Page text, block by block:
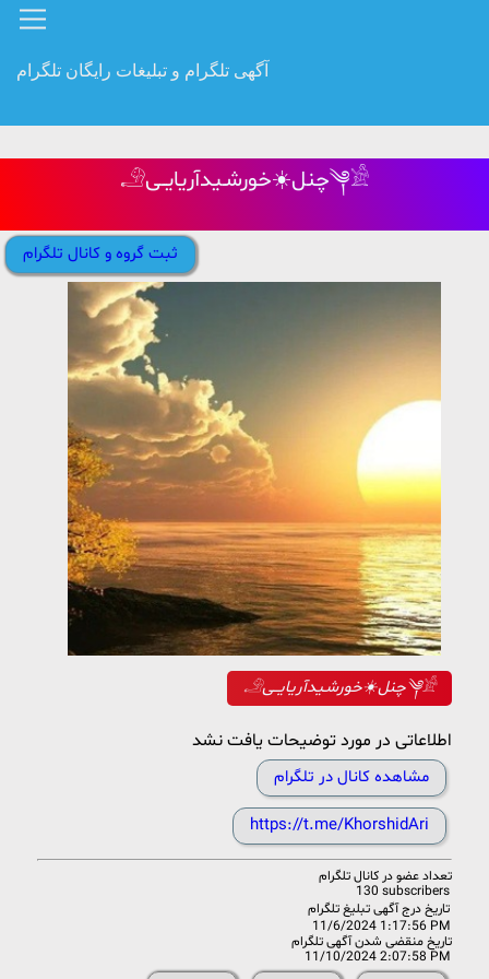
آگهی تلگرام و تبلیغات رایگان تلگرام
𓄂چنل☀️خورشـیدآریایــی༆𓀀
ثبت گروه و کانال تلگرام
𓄂چنل☀️خورشـیدآریایــی༆𓀀
اطلاعاتی در مورد توضیحات یافت نشد
مشاهده کانال در تلگرام
https://t.me/KhorshidAri
تعداد عضو در کانال تلگرام
130 subscribers
تاریخ درج آگهی تبلیغ تلگرام
11/6/2024 1:17:56 PM
تاریخ منقضی شدن آگهی تلگرام
11/10/2024 2:07:58 PM